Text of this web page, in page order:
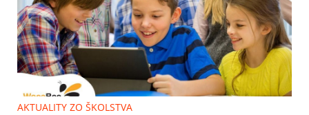
AKTUALITY ZO ŠKOLSTVA